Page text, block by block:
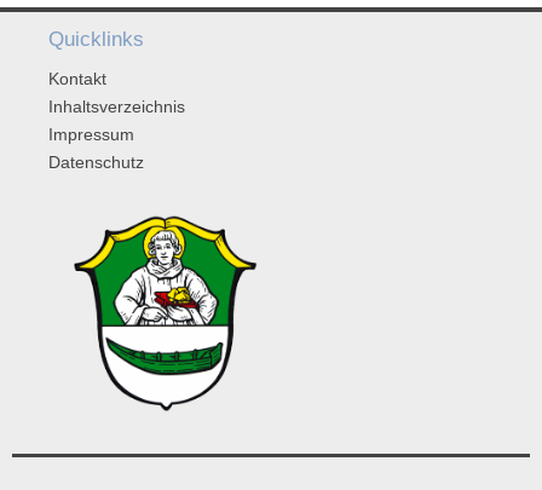
Quicklinks
Kontakt
Inhaltsverzeichnis
Impressum
Datenschutz